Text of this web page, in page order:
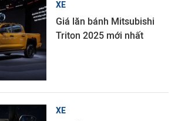
XE
Giá lăn bánh Mitsubishi
Triton 2025 mới nhất
XE